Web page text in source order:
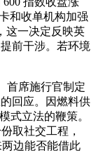
和收单机构加强
这一决定反映英
前干涉。若环境
席施行官制定
回应。因燃料供
式立法的鞭策。
取社交工程，
边能否能借此